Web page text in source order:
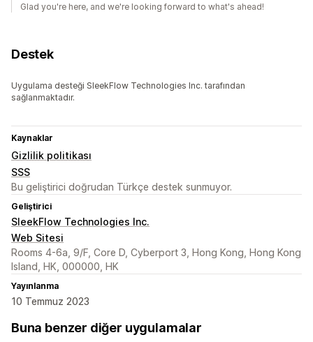
Glad you're here, and we're looking forward to what's ahead!
Destek
Uygulama desteği SleekFlow Technologies Inc. tarafından
sağlanmaktadır.
Kaynaklar
Gizlilik politikası
SSS
Bu geliştirici doğrudan Türkçe destek sunmuyor.
Geliştirici
SleekFlow Technologies Inc.
Web Sitesi
Rooms 4-6a, 9/F, Core D, Cyberport 3, Hong Kong, Hong Kong
Island, HK, 000000, HK
Yayınlanma
10 Temmuz 2023
Buna benzer diğer uygulamalar